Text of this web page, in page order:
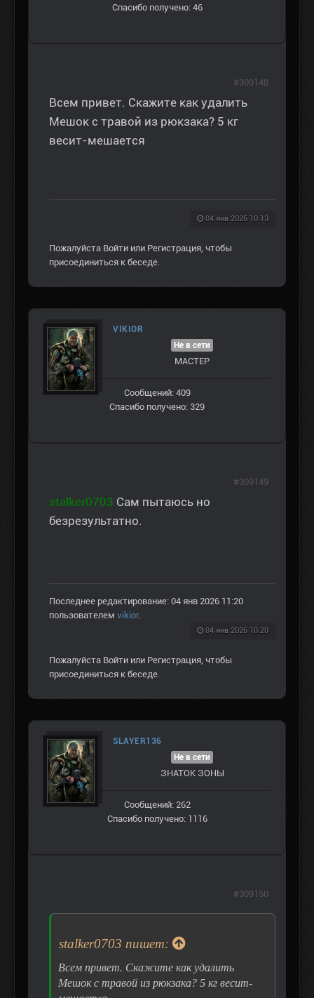
Спасибо получено: 46
Всем привет. Скажите как удалить
Мешок с травой из рюкзака? 5 кг
весит-мешается
04 янв 2026 10:13
#309148
Пожалуйста Войти или Регистрация, чтобы
присоединиться к беседе.
VIKIOR
Не в сети
МАСТЕР
Сообщений: 409
Спасибо получено: 329
stalker0703 Сам пытаюсь но
безрезультатно.
Последнее редактирование: 04 янв 2026 11:20
пользователем vikior.
04 янв 2026 10:20
#309149
Пожалуйста Войти или Регистрация, чтобы
присоединиться к беседе.
SLAYER136
Не в сети
ЗНАТОК ЗОНЫ
Сообщений: 262
Спасибо получено: 1116
stalker0703 пишет:
Всем привет. Скажите как удалить
Мешок с травой из рюкзака? 5 кг весит-
#309150